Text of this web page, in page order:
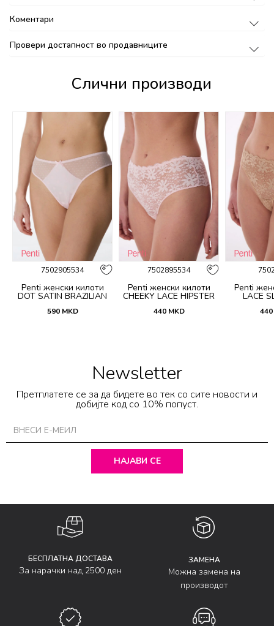
Коментари
Провери достапност во продавниците
Слични производи
7502905534
Penti женски килоти
DOT SATIN BRAZILIAN
590 MKD
7502895534
Penti женски килоти
CHEEKY LACE HIPSTER
440 MKD
Penti
LACE
440
Newsletter
Претплатете се за да бидете во тек со сите новости и
добијте код со 10% попуст.
НАЈАВИ СЕ
БЕСПЛАТНА ДОСТАВА
За нарачки над 2500 ден
ЗАМЕНА
Можна замена на
производот